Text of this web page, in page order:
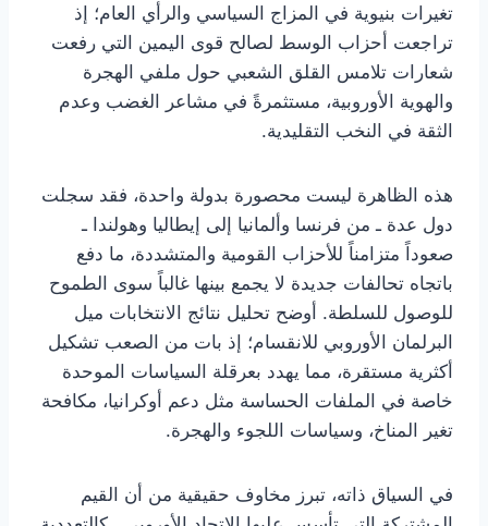
تغيرات بنيوية في المزاج السياسي والرأي العام؛ إذ
تراجعت أحزاب الوسط لصالح قوى اليمين التي رفعت
شعارات تلامس القلق الشعبي حول ملفي الهجرة
والهوية الأوروبية، مستثمرةً في مشاعر الغضب وعدم
الثقة في النخب التقليدية.
هذه الظاهرة ليست محصورة بدولة واحدة، فقد سجلت
دول عدة ـ من فرنسا وألمانيا إلى إيطاليا وهولندا ـ
صعوداً متزامناً للأحزاب القومية والمتشددة، ما دفع
باتجاه تحالفات جديدة لا يجمع بينها غالباً سوى الطموح
للوصول للسلطة. أوضح تحليل نتائج الانتخابات ميل
البرلمان الأوروبي للانقسام؛ إذ بات من الصعب تشكيل
أكثرية مستقرة، مما يهدد بعرقلة السياسات الموحدة
خاصة في الملفات الحساسة مثل دعم أوكرانيا، مكافحة
تغير المناخ، وسياسات اللجوء والهجرة.
في السياق ذاته، تبرز مخاوف حقيقية من أن القيم